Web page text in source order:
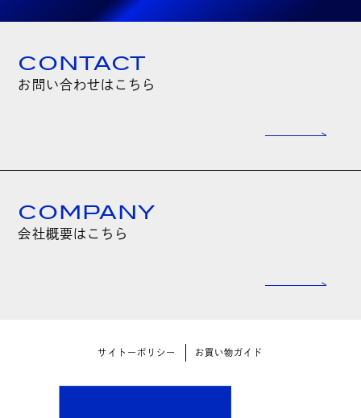
CONTACT
お問い合わせはこちら
COMPANY
会社概要はこちら
サイトーポリシー お買い物ガイド